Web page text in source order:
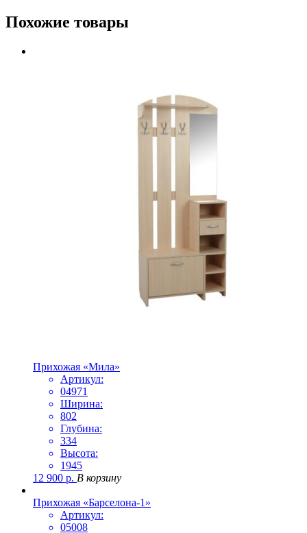
Похожие товары
Прихожая «Мила»
Артикул:
04971
Ширина:
802
Глубина:
334
Высота:
1945
12 900 р. В корзину
Прихожая «Барселона-1»
Артикул:
05008